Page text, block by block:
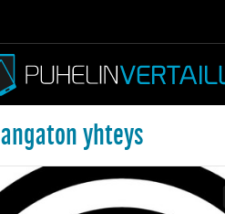
langaton yhteys